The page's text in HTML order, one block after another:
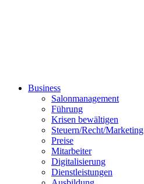
Business
Salonmanagement
Führung
Krisen bewältigen
Steuern/Recht/Marketing
Preise
Mitarbeiter
Digitalisierung
Dienstleistungen